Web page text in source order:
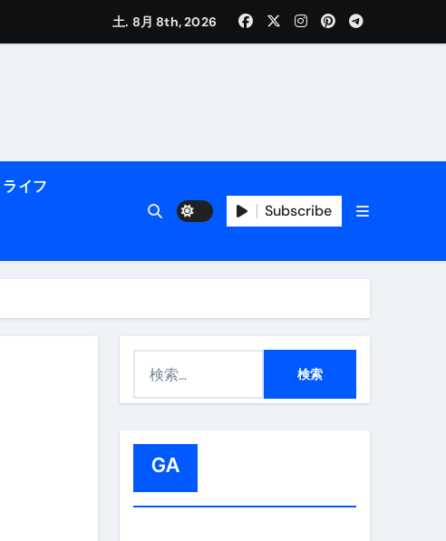
すく解説
シピ付き | ダイエット中の食事
土. 8月 8th, 2026
イフ
Subscribe
GA